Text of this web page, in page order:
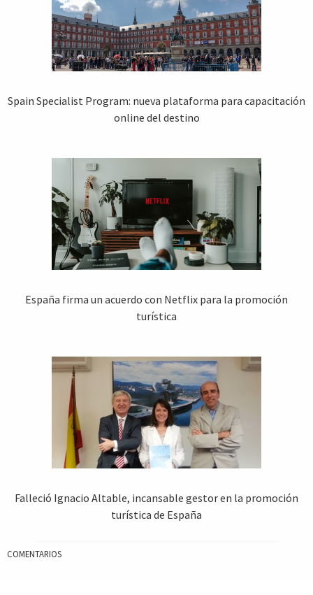
Spain Specialist Program: nueva plataforma para capacitación
online del destino
España firma un acuerdo con Netflix para la promoción
turística
Falleció Ignacio Altable, incansable gestor en la promoción
turística de España
COMENTARIOS